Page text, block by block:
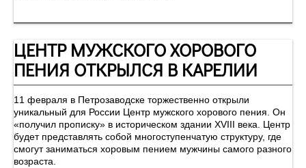
ЦЕНТР МУЖСКОГО ХОРОВОГО
ПЕНИЯ ОТКРЫЛСЯ В КАРЕЛИИ
11 февраля в Петрозаводске торжественно открыли
уникальный для России Центр мужского хорового пения. Он
«получил прописку» в историческом здании XVIII века. Центр
будет представлять собой многоступенчатую структуру, где
смогут заниматься хоровым пением мужчины самого разного
возраста.